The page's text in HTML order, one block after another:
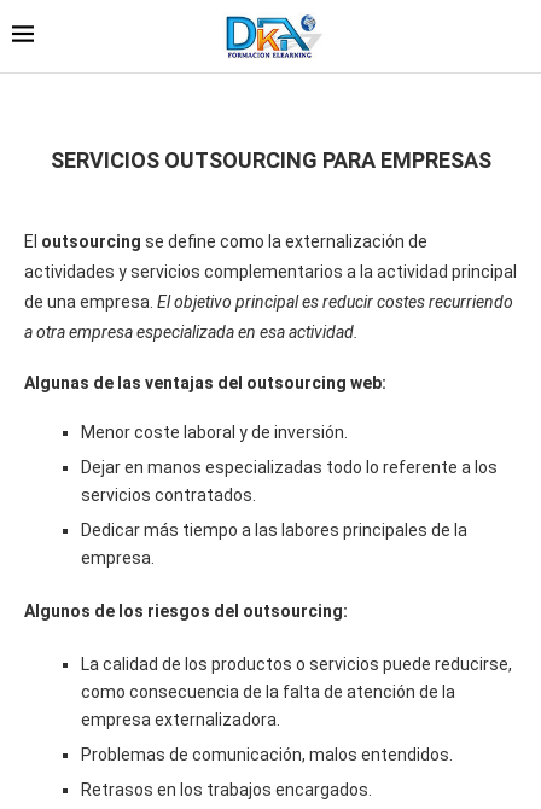
SERVICIOS OUTSOURCING PARA EMPRESAS
El outsourcing se define como la externalización de
actividades y servicios complementarios a la actividad principal
de una empresa. El objetivo principal es reducir costes recurriendo
a otra empresa especializada en esa actividad.
Algunas de las ventajas del outsourcing web:
Menor coste laboral y de inversión.
Dejar en manos especializadas todo lo referente a los
servicios contratados.
Dedicar más tiempo a las labores principales de la
empresa.
Algunos de los riesgos del outsourcing:
La calidad de los productos o servicios puede reducirse,
como consecuencia de la falta de atención de la
empresa externalizadora.
Problemas de comunicación, malos entendidos.
Retrasos en los trabajos encargados.